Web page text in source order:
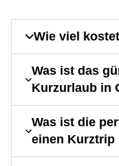
Wie viel
Was ist das
Kurzurlaub in
Was ist die
einen Kurztrip